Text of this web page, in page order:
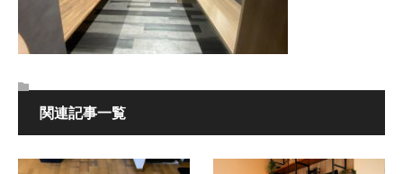
関連記事一覧